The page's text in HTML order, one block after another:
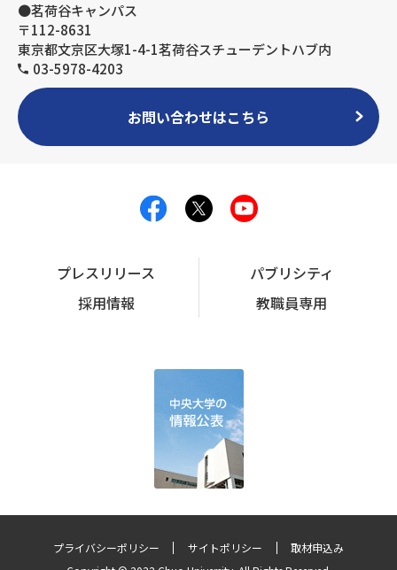
●茗荷谷キャンパス
〒112-8631
東京都文京区大塚1-4-1茗荷谷スチューデントハブ内
03-5978-4203
お問い合わせはこちら
プレスリリース
パブリシティ
採用情報
教職員専用
プライバシーポリシー サイトポリシー
取材申込み